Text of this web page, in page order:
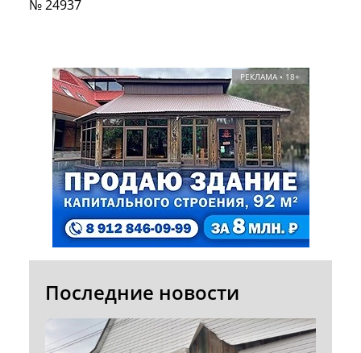
№ 24937
РЕКЛАМА • 18+
Последние новости